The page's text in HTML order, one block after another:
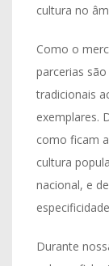
cultura no
Como o
parcerias
tradicionais
exemplares.
como ficam
cultura
nacional, e
Durante